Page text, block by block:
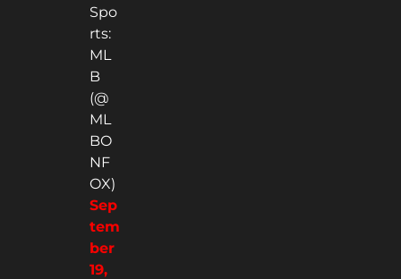
Spo
rts:
ML
B
(@
ML
BO
NF
OX)
Sep
tem
ber
19,